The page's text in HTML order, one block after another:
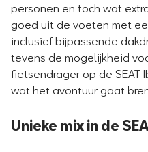
personen en toch wat
goed uit de voeten met
inclusief bijpassende
tevens de mogelijkheid
fietsendrager op de SEAT
wat het avontuur gaat
Unieke mix in de